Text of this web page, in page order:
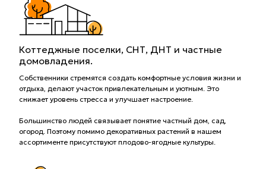
Коттеджные поселки, СНТ, ДНТ и частные
домовладения.
Собственники стремятся создать комфортные условия жизни и
отдыха, делают участок привлекательным и уютным. Это
снижает уровень стресса и улучшает настроение.
Большинство людей связывает понятие частный дом, сад,
огород. Поэтому помимо декоративных растений в нашем
ассортименте присутствуют плодово-ягодные культуры.